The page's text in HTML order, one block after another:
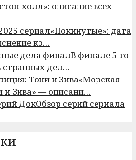
холл»: описание всех
«Покинутые»: дата
ко…
В финале 5-го
странных дел…
«Морская
и Зива» — описани…
Обзор серий сериала